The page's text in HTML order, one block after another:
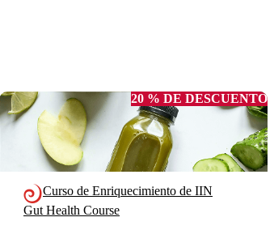
20 % DE DESCUENTO
Curso de Enriquecimiento de IIN
Gut Health Course